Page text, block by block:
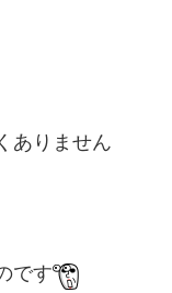
ありません
です